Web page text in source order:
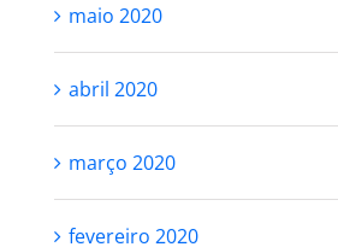
maio 2020
abril 2020
março 2020
fevereiro 2020